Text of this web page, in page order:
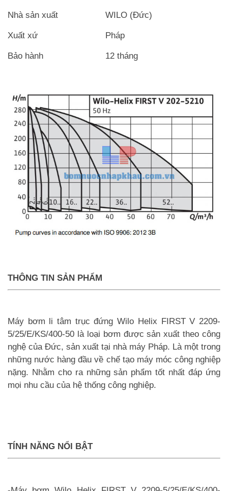
Nhà sản xuất WILO (Đức)
Xuất xứ Pháp
Bảo hành 12 tháng
THÔNG TIN SẢN PHẨM
Máy bơm li tâm trục đứng Wilo Helix FIRST V 2209-
5/25/E/KS/400-50 là loại bơm được sản xuất theo công
nghệ của Đức, sản xuất tại nhà máy Pháp. Là một trong
những nước hàng đầu về chế tạo máy móc công nghiệp
nặng. Nhằm cho ra những sản phẩm tốt nhất đáp ứng
mọi nhu cầu của hệ thống công nghiệp.
TÍNH NĂNG NỔI BẬT